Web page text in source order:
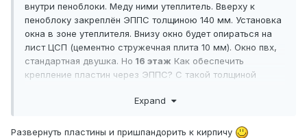
внутри пеноблоки. Меду ними утеплитель. Вверху к
пеноблоку закреплён ЭППС толщиною 140 мм. Установка
окна в зоне утеплителя. Внизу окно будет опираться на
лист ЦСП (цементно стружечная плита 10 мм). Окно пвх,
стандартная двушка. Но 16 этаж Как обеспечить
крепление пластин через ЭППС? С такой толщиной
перфорированная строительная полоса.
Expand
Развернуть пластины и пришпандорить к кирпичу